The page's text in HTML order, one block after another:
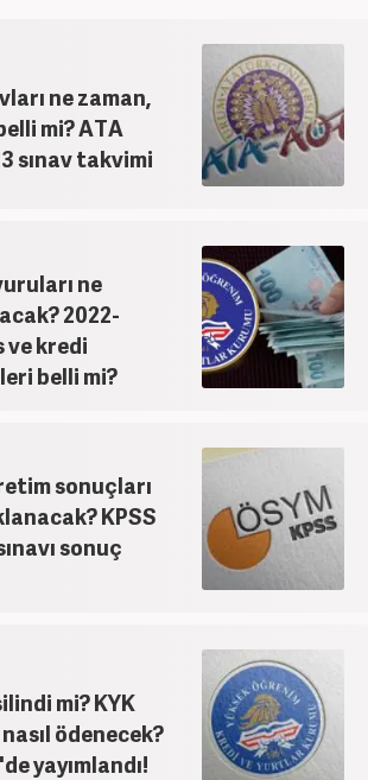
ne zaman,
mi? ATA
sınav takvimi
ne
2022-
ve kredi
belli mi?
sonuçları
KPSS
sonuç
mi? KYK
ödenecek?
yayımlandı!